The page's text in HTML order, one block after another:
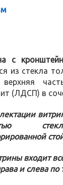
с
из стекла
(ЛДСП) в
входит
и слева